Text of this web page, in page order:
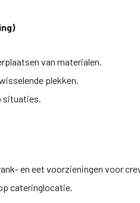
van materialen.
plekken.
situaties.
en eet voorzieningen voor
cateringlocatie.